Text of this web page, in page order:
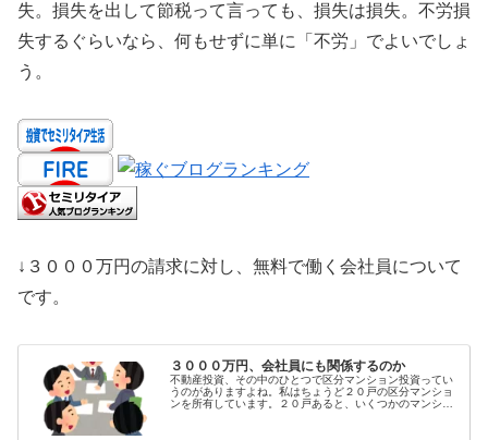
失。損失を出して節税って言っても、損失は損失。不労損
失するぐらいなら、何もせずに単に「不労」でよいでしょ
う。
↓３０００万円の請求に対し、無料で働く会社員について
です。
３０００万円、会社員にも関係するのか
不動産投資、その中のひとつで区分マンション投資ってい
うのがありますよね。私はちょうど２０戸の区分マンショ
ンを所有しています。２０戸あると、いくつかのマンショ